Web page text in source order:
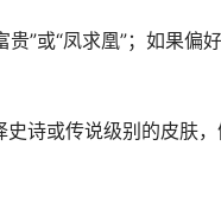
”或“凤求凰”；如果偏好
诗或传说级别的皮肤，